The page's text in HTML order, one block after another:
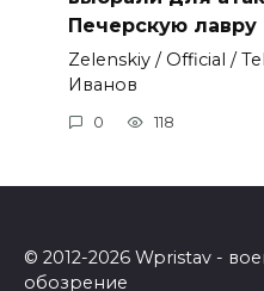
Печерскую лавру
Zеlеnskiу / Оfficiаl /
Иванов
0 118
© 2012-2026 Wpristav -
обозрение